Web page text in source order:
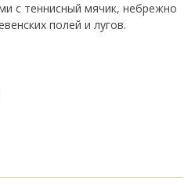
с теннисный мячик, небрежно
полей и лугов.